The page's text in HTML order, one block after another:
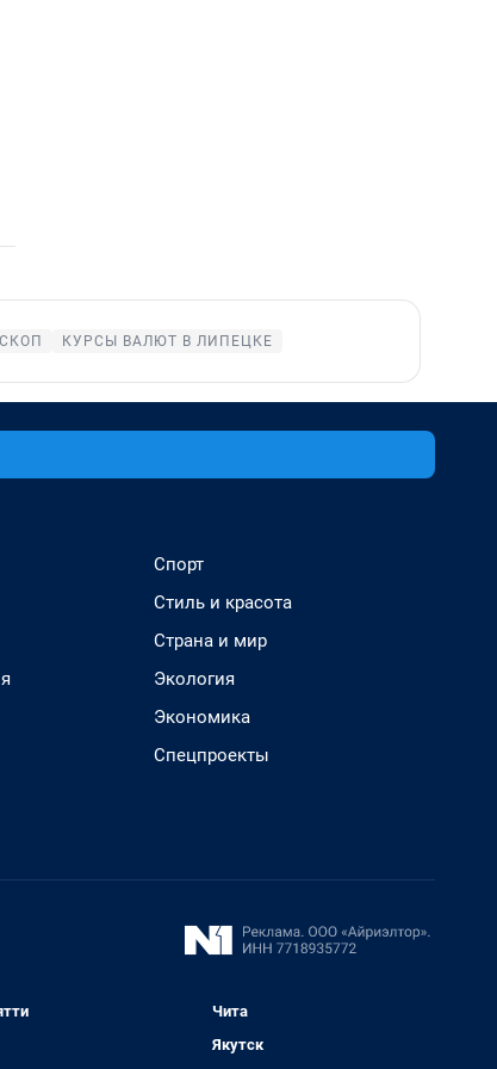
КУРСЫ ВАЛЮТ В ЛИПЕЦКЕ
Спорт
Стиль и красота
Страна и мир
Экология
Экономика
Спецпроекты
Чита
Якутск